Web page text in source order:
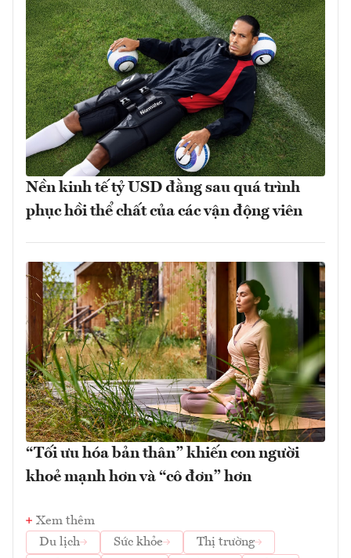
Nền kinh tế tỷ USD đằng sau quá trình
phục hồi thể chất của các vận động viên
“Tối ưu hóa bản thân” khiến con người
khoẻ mạnh hơn và “cô đơn” hơn
Xem thêm
Du lịch
Sức khỏe
Thị trường